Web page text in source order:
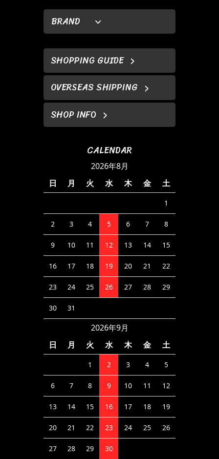
BRAND
SHOPPING GUIDE
OVERSEAS SHIPPING
SHOP INFO
CALENDAR
2026年8月
日
月 火 水 木 金 土
1
2 3 4 5 6 7 8
9 10 11 12 13 14 15
16 17 18 19 20 21 22
23 24 25 26 27 28 29
30 31
2026年9月
日
月 火 水 木 金 土
1 2 3 4 5
6 7 8 9 10 11 12
13 14 15 16 17 18 19
20 21 22 23 24 25 26
27 28 29 30